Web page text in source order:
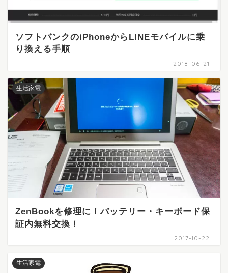
ソフトバンクのiPhoneからLINEモバイルに乗
り換える手順
2018-06-21
生活家電
ZenBookを修理に！バッテリー・キーボード保
証内無料交換！
2017-10-22
生活家電